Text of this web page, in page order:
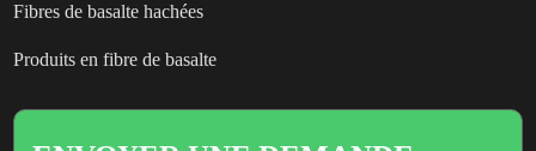
Fibres de basalte hachées
Produits en fibre de basalte